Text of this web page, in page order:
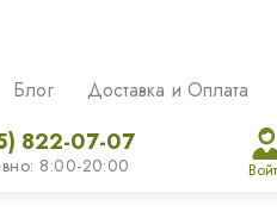
Блог Доставка и Оплата
822-07-07
8:00-20:00